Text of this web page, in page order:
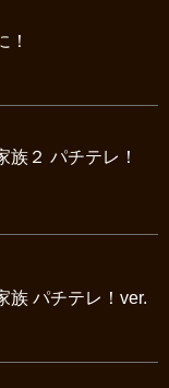
！
族２ パチテレ！
族 パチテレ！ver.